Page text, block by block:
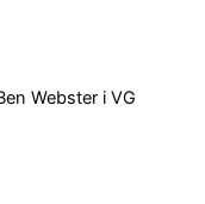
Webster i VG